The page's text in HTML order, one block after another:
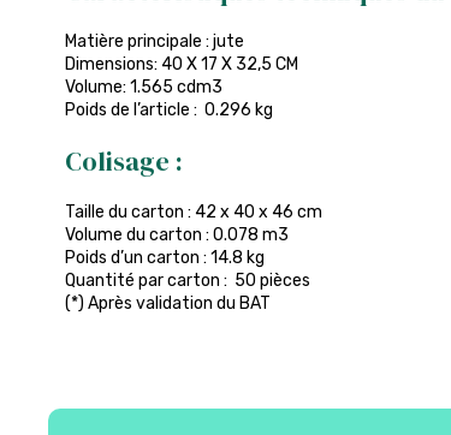
Matière principale : jute
Dimensions: 40 X 17 X 32,5 CM
Volume: 1.565 cdm3
Poids de l’article : 0.296 kg
Colisage :
Taille du carton : 42 x 40 x 46 cm
Volume du carton : 0.078 m3
Poids d’un carton : 14.8 kg
Quantité par carton : 50 pièces
(*) Après validation du BAT